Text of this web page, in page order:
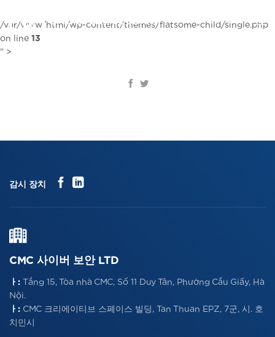
텐
로
KR
/var/www/html/wp-content/themes/flatsome-child/single.php
on line 13
" >
감시 장치
CMC 사이버 보안 LTD
ㅏ: Tầng 15, Tòa nhà CMC, Số 11 Duy Tân, Phường Cầu Giấy, Hà
Nội.
ㅏ: CMC 크리에이티브 스페이스 빌딩, Tan Thuan EPZ, 7군, 시. 호
치민시